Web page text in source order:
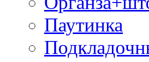
Паутинка